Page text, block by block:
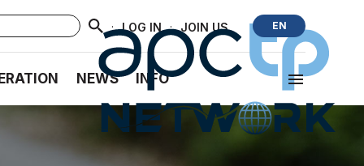
· LOG IN · JOIN US EN
NEWS INFO